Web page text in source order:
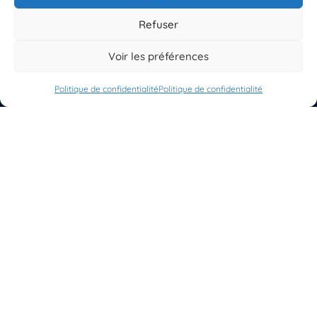
Refuser
Voir les préférences
Politique de confidentialitéPolitique de confidentialité